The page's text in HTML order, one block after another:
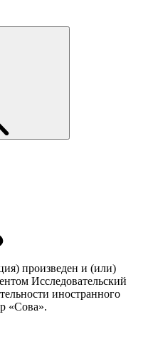
произведен и (или)
Исследовательский
иностранного
«Сова».